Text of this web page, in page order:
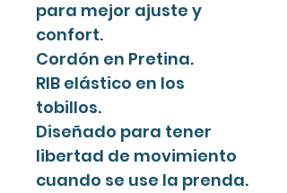
para mejor ajuste y
confort.
Cordón en Pretina.
RIB elástico en los
tobillos.
Diseñado para tener
libertad de movimiento
cuando se use la prenda.